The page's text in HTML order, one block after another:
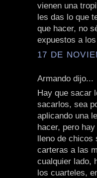
vienen una
les das lo que
que hacer, no
expuestos a
17 DE
Armando dijo...
Hay que sacar
sacarlos, sea
aplicando una
hacer, pero
lleno de chicos
carteras a las
cualquier lado,
los cuarteles,